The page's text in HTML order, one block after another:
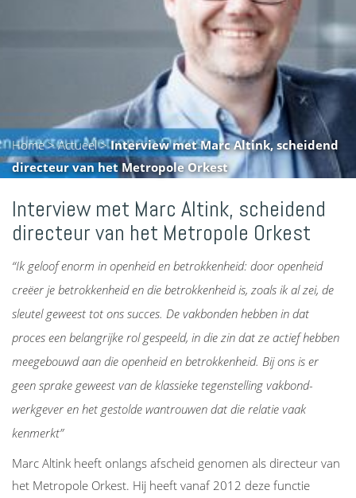
Home>Actueel>Interview met Marc Altink, scheidend
directeur van het Metropole Orkest
Interview met Marc Altink, scheidend
directeur van het Metropole Orkest
“Ik geloof enorm in openheid en betrokkenheid: door openheid
creëer je betrokkenheid en die betrokkenheid is, zoals ik al zei, de
sleutel geweest tot ons succes. De vakbonden hebben in dat
proces een belangrijke rol gespeeld, in die zin dat ze actief hebben
meegebouwd aan die openheid en betrokkenheid. Bij ons is er
geen sprake geweest van de klassieke tegenstelling vakbond-
werkgever en het gestolde wantrouwen dat die relatie vaak
kenmerkt”
Marc Altink heeft onlangs afscheid genomen als directeur van
het Metropole Orkest. Hij heeft vanaf 2012 deze functie